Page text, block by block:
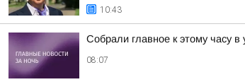
10:43
Собрали главное к этому часу
08:07